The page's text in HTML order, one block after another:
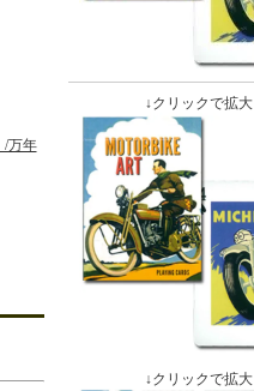
/万年
↓クリックで拡大
↓クリックで拡大